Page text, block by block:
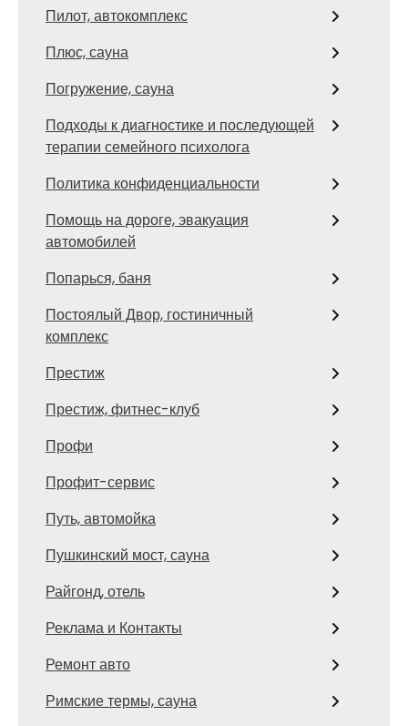
Пилот, автокомплекс
Плюс, сауна
Погружение, сауна
Подходы к диагностике и последующей
терапии семейного психолога
Политика конфиденциальности
Помощь на дороге, эвакуация
автомобилей
Попарься, баня
Постоялый Двор, гостиничный
комплекс
Престиж
Престиж, фитнес-клуб
Профи
Профит-сервис
Путь, автомойка
Пушкинский мост, сауна
Райгонд, отель
Реклама и Контакты
Ремонт авто
Римские термы, сауна